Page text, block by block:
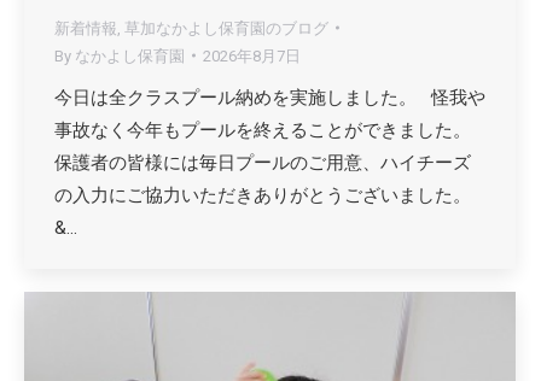
新着情報 草加なかよし保育園のブログ
By なかよし保育園 2026年8月7日
今日は全クラスプール納めを実施しました。 怪我や
事故なく今年もプールを終えることができました。
保護者の皆様には毎日プールのご用意、ハイチーズ
の入力にご協力いただきありがとうございました。
&…